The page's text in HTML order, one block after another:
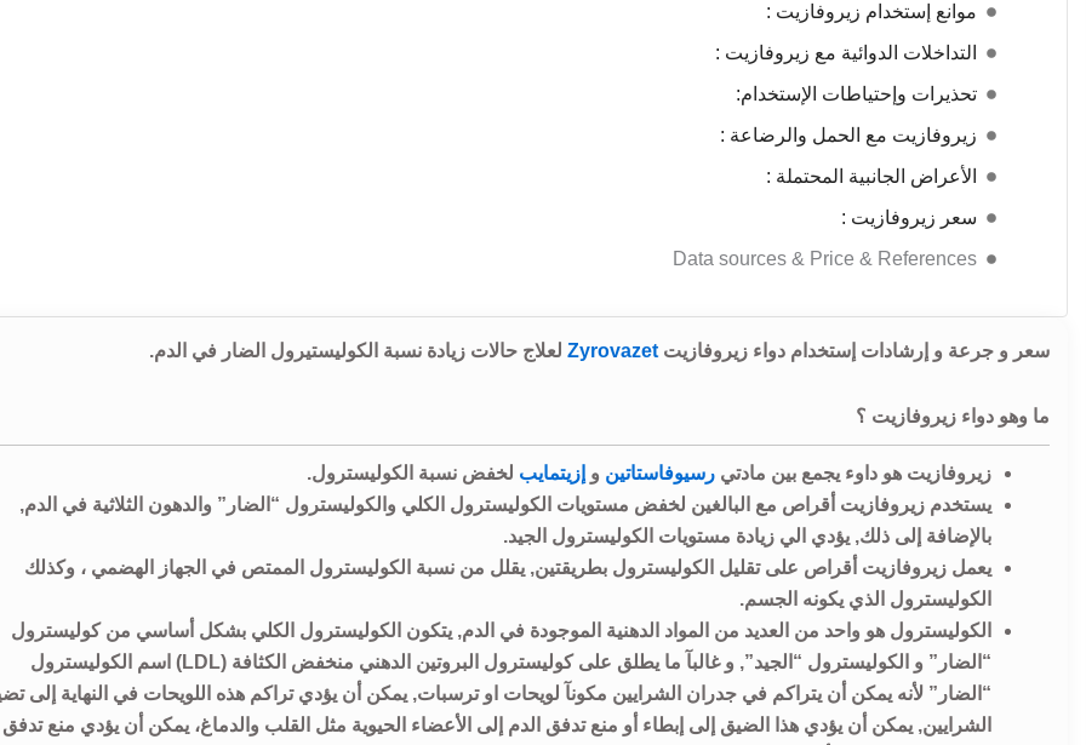
موانع إستخدام زيروفازيت :
التداخلات الدوائية مع زيروفازيت :
تحذيرات وإحتياطات الإستخدام:
زيروفازيت مع الحمل والرضاعة :
الأعراض الجانبية المحتملة :
سعر زيروفازيت :
Data sources & Price & References
سعر و جرعة و إرشادات إستخدام دواء زيروفازيت Zyrovazet لعلاج حالات زيادة نسبة الكوليستيرول الضار في الدم.
ما وهو دواء زيروفازيت ؟
زيروفازيت هو داوء يجمع بين مادتي رسيوفاستاتين و إزيتمايب لخفض نسبة الكوليسترول.
يستخدم زيروفازيت أقراص مع البالغين لخفض مستويات الكوليسترول الكلي والكوليسترول “الضار” والدهون الثلاثية في الدم,
بالإضافة إلى ذلك, يؤدي الي زيادة مستويات الكوليسترول الجيد.
يعمل زيروفازيت أقراص على تقليل الكوليسترول بطريقتين, يقلل من نسبة الكوليسترول الممتص في الجهاز الهضمي ، وكذلك
الكوليسترول الذي يكونه الجسم.
الكوليسترول هو واحد من العديد من المواد الدهنية الموجودة في الدم, يتكون الكوليسترول الكلي بشكل أساسي من كوليسترول
“الضار” و الكوليسترول “الجيد”, و غالبآ ما يطلق على كوليسترول البروتين الدهني منخفض الكثافة (LDL) اسم الكوليسترول
“الضار” لأنه يمكن أن يتراكم في جدران الشرايين مكونآ لويحات او ترسبات, يمكن أن يؤدي تراكم هذه اللويحات في النهاية إلى
الشرايين, يمكن أن يؤدي هذا الضيق إلى إبطاء أو منع تدفق الدم إلى الأعضاء الحيوية مثل القلب والدماغ، يمكن أن يؤدي منع تدفق